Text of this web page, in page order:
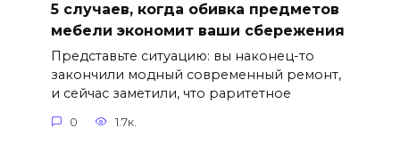
5 случаев, когда обивка предметов
мебели экономит ваши сбережения
Представьте ситуацию: вы наконец-то
закончили модный современный ремонт,
и сейчас заметили, что раритетное
0 1.7к.